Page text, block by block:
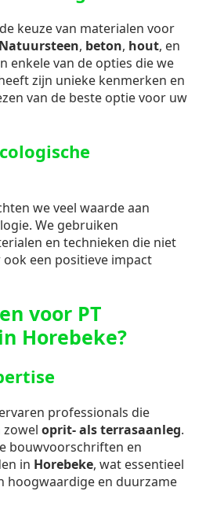
keuze van materialen voor
Natuursteen, beton, hout, en
enkele van de opties die we
zijn unieke kenmerken en
van de beste optie voor uw
we veel waarde aan
We gebruiken
en technieken die niet
een positieve impact
voor PT
Horebeke?
professionals die
zowel oprit- als terrasaanleg.
bouwvoorschriften en
in Horebeke, wat essentieel
hoogwaardige en duurzame